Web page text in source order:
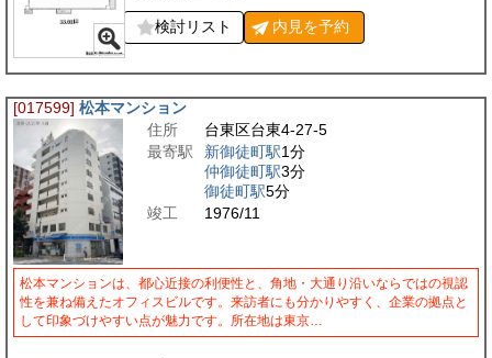
検討リスト 内見を予約
[017599] 松本マンション
住所
台東区台東4-27-5
最寄駅
新御徒町駅1分
仲御徒町駅3分
御徒町駅5分
竣工
1976/11
松本マンションは、都心近接の利便性と、角地・大通り沿いならではの視認
性を兼ね備えたオフィスビルです。来訪者にも分かりやすく、企業の拠点と
して印象づけやすい点が魅力です。所在地は東京…